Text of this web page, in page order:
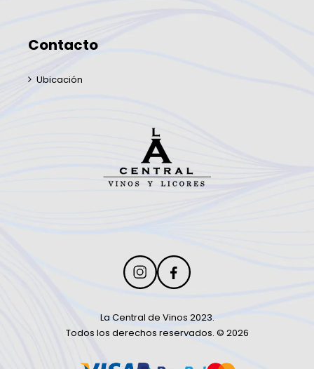
Contacto
Ubicación
La Central de Vinos 2023.
Todos los derechos reservados. © 2026